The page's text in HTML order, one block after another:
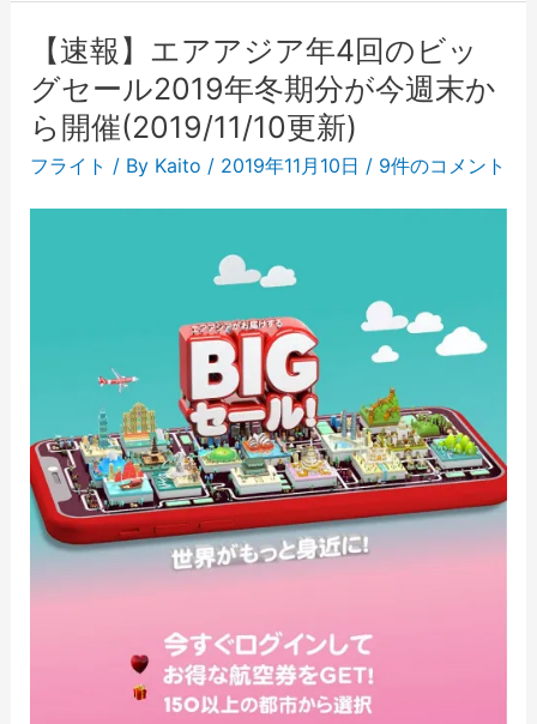
【速報】エアアジア年4回のビッ
グセール2019年冬期分が今週末か
ら開催(2019/11/10更新)
フライト / By Kaito / 2019年11月10日 / 9件のコメント